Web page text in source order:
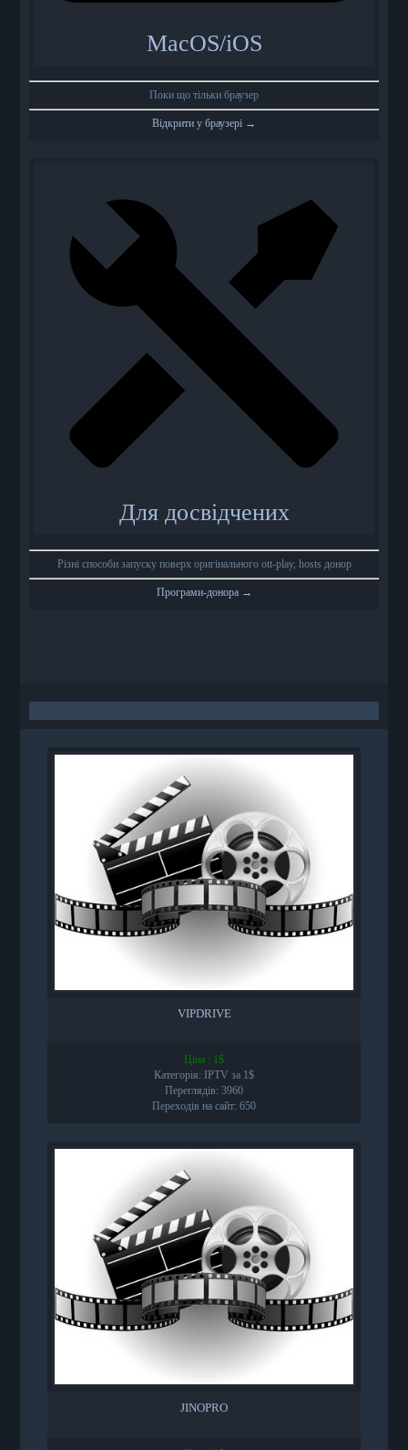
MacOS/iOS
Поки що тільки браузер
Відкрити у браузері →
Для досвідчених
Різні способи запуску поверх оригінального ott-play, hosts донор
Програми-донора →
VIPDRIVE
Ціна : 1$
Категорія: IPTV за 1$
Переглядів: 3960
Переходів на сайт: 650
JINOPRO